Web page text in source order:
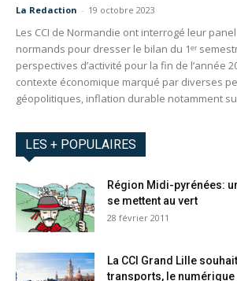
La Redaction - 19 octobre 2023
Les CCI de Normandie ont interrogé leur
normands pour dresser le bilan du 1ᵉʳ
perspectives d’activité pour la fin de l’année
contexte économique marqué par diverses
géopolitiques, inflation durable notamment
LES + POPULAIRES
Région Midi-pyrénées:
se mettent au vert
28 février 2011
La CCI Grand Lille
transports, le numérique